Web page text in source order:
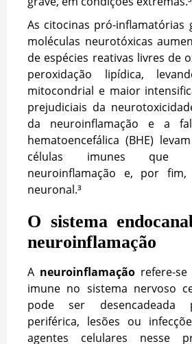
As citocinas pró-inflamatórias
moléculas neurotóxicas
de espécies reativas livres de
peroxidação lipídica,
mitocondrial e maior
prejudiciais da
da neuroinflamação e a
hematoencefálica (BHE)
células imunes que
neuroinflamação e, por
neuronal.³
O sistema
neuroinflamação
A neuroinflamação refere-
imune no sistema nervoso
pode ser desencadeada
periférica, lesões ou
agentes celulares nesse